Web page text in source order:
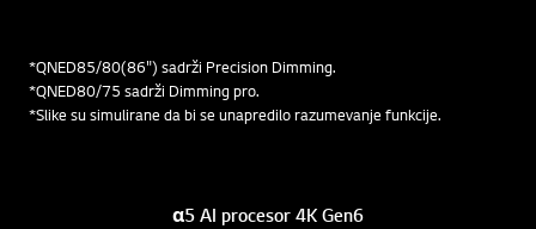
*QNED85/80(86") sadrži Precision Dimming.
*QNED80/75 sadrži Dimming pro.
*Slike su simulirane da bi se unapredilo razumevanje funkcije.
α5 AI procesor 4K Gen6